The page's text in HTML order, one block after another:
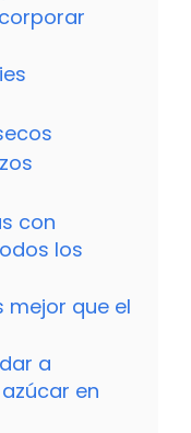
con
los
mejor que el
a
en